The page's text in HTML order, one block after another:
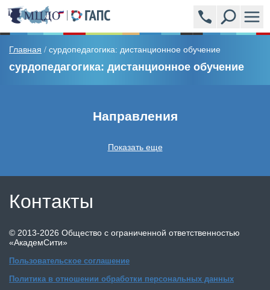
ПРОГРАММЫ
ОБРАЗЦЫ ВЫДАВАЕМЫХ ДОКУМЕНТОВ
ОТЗЫВЫ
СТОИМОСТЬ
Главная / сурдопедагогика: дистанционное обучение
сурдопедагогика: дистанционное обучение
Направления
Показать еще
Контакты
© 2013-2026 Общество с ограниченной ответственностью
«АкадемСити»
Пользовательское соглашение
Политика в отношении обработки персональных данных